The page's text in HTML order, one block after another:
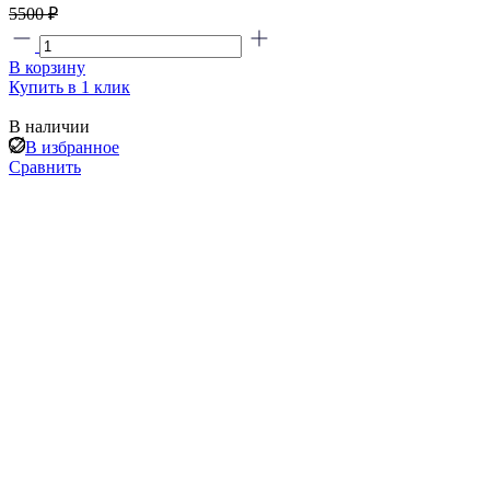
5500 ₽
В корзину
Купить в 1 клик
В наличии
В избранное
Сравнить